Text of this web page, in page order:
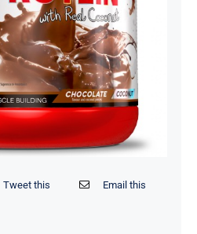
Tweet this Email this